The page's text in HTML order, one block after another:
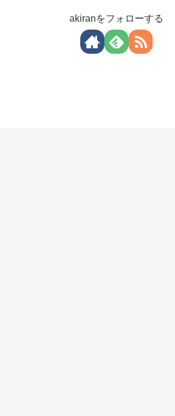
akiranをフォローする